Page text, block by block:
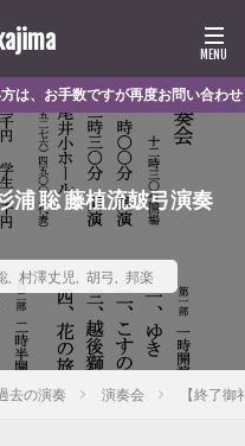
問い合わせください。 くコ:3ミ
聡 藤植流皷弓演奏
, 村澤丈児 胡弓 邦楽
去の演奏 演奏会 【終了